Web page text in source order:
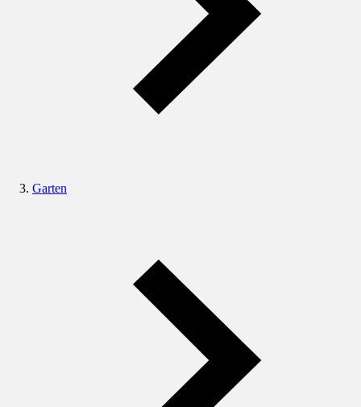
Garten